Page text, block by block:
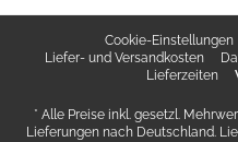
Cookie-Einstellungen
Liefer- und Versandkosten
Lieferzeiten
* Alle Preise inkl. gesetzl.
Lieferungen nach Deutschland.